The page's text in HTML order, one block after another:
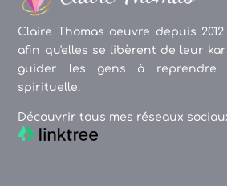
Claire Thomas oeuvre depuis
afin qu'elles se libèrent de leur
guider les gens à reprendre
spirituelle.
Découvrir tous mes réseaux